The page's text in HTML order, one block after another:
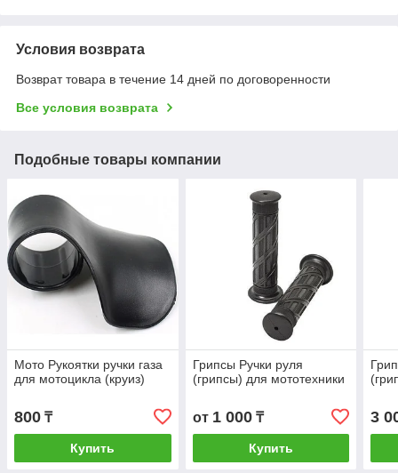
Условия возврата
Возврат товара в течение 14 дней по договоренности
Все условия возврата
Подобные товары компании
Мото Рукоятки ручки газа
для мотоцикла (круиз)
800 ₸
Купить
Грипсы Ручки руля
(грипсы) для мототехники
от 1 000₸
Купить
3